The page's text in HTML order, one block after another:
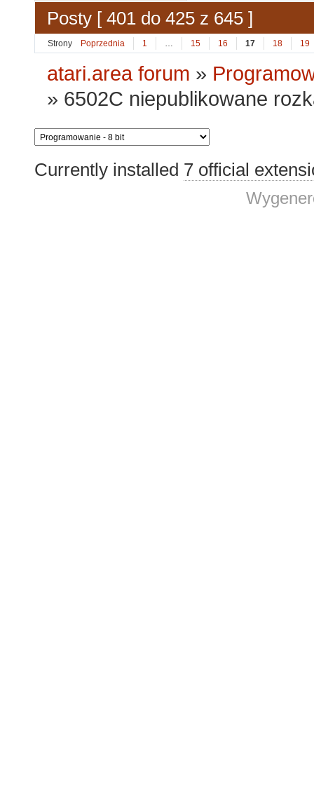
Posty [ 401 do 425 z 645 ]
Strony Poprzednia 1 … 15 16 17 18 19
atari.area forum »
» 6502C niepublikowane
Currently installed 7 official